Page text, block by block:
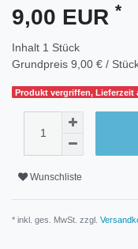
9,00 EUR *
Inhalt 1 Stück
Grundpreis 9,00 € /
Produkt vergriffen, Lieferzeit
Wunschliste
* inkl. ges. MwSt. zzgl.